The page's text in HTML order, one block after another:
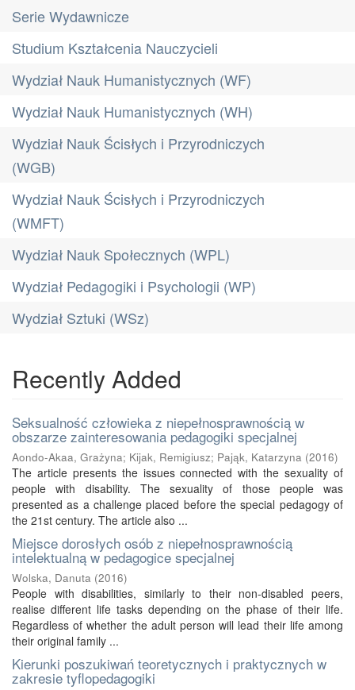
Serie Wydawnicze
Studium Kształcenia Nauczycieli
Wydział Nauk Humanistycznych (WF)
Wydział Nauk Humanistycznych (WH)
Wydział Nauk Ścisłych i Przyrodniczych
(WGB)
Wydział Nauk Ścisłych i Przyrodniczych
(WMFT)
Wydział Nauk Społecznych (WPL)
Wydział Pedagogiki i Psychologii (WP)
Wydział Sztuki (WSz)
Recently Added
Seksualność człowieka z niepełnosprawnością w
obszarze zainteresowania pedagogiki specjalnej
Aondo-Akaa, Grażyna; Kijak, Remigiusz; Pająk, Katarzyna (2016)
The article presents the issues connected with the sexuality of
people with disability. The sexuality of those people was
presented as a challenge placed before the special pedagogy of
the 21st century. The article also ...
Miejsce dorosłych osób z niepełnosprawnością
intelektualną w pedagogice specjalnej
Wolska, Danuta (2016)
People with disabilities, similarly to their non-disabled peers,
realise different life tasks depending on the phase of their life.
Regardless of whether the adult person will lead their life among
their original family ...
Kierunki poszukiwań teoretycznych i praktycznych w
zakresie tyflopedagogiki